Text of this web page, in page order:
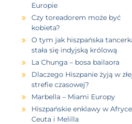
Europie
Czy toreadorem może być
kobieta?
O tym jak hiszpańska
stała się indyjską królową
La Chunga – bosa bailaora
Dlaczego Hiszpanie żyją w
strefie czasowej?
Marbella – Miami Europy
Hiszpańskie enklawy w
Ceuta i Melilla